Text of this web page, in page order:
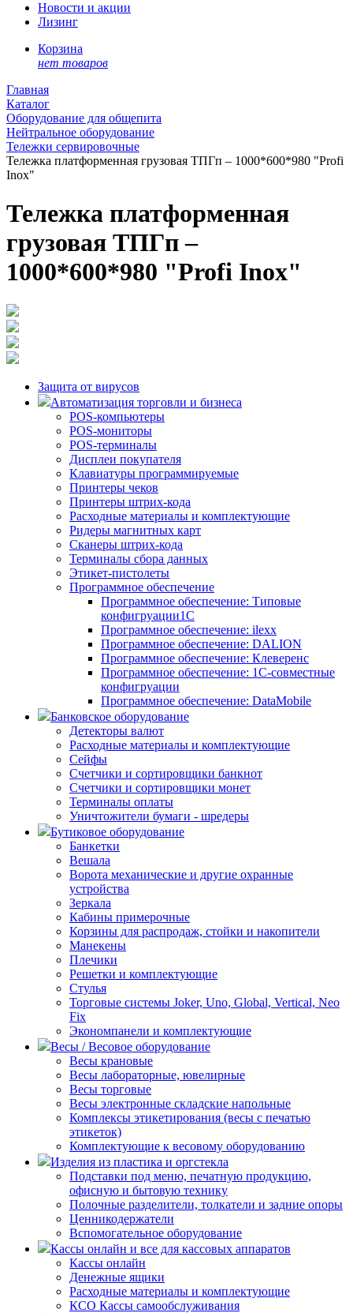
Новости и акции
Лизинг
Корзина
нет товаров
Главная
Каталог
Оборудование для общепита
Нейтральное оборудование
Тележки сервировочные
Тележка платформенная грузовая ТПГп – 1000*600*980 "Profi
Inox"
Тележка платформенная
грузовая ТПГп –
1000*600*980 "Profi Inox"
Защита от вирусов
Автоматизация торговли и бизнеса
POS-компьютеры
POS-мониторы
POS-терминалы
Дисплеи покупателя
Клавиатуры программируемые
Принтеры чеков
Принтеры штрих-кода
Расходные материалы и комплектующие
Ридеры магнитных карт
Сканеры штрих-кода
Терминалы сбора данных
Этикет-пистолеты
Программное обеспечение
Программное обеспечение: Типовые
конфигруации1С
Программное обеспечение: ilexx
Программное обеспечение: DALION
Программное обеспечение: Клеверенс
Программное обеспечение: 1С-совместные
конфигруации
Программное обеспечение: DataMobile
Банковское оборудование
Детекторы валют
Расходные материалы и комплектующие
Сейфы
Счетчики и сортировщики банкнот
Счетчики и сортировщики монет
Терминалы оплаты
Уничтожители бумаги - шредеры
Бутиковое оборудование
Банкетки
Вешала
Ворота механические и другие охранные
устройства
Зеркала
Кабины примерочные
Корзины для распродаж, стойки и накопители
Манекены
Плечики
Решетки и комплектующие
Стулья
Торговые системы Joker, Uno, Global, Vertical, Neo
Fix
Экономпанели и комплектующие
Весы / Весовое оборудование
Весы крановые
Весы лабораторные, ювелирные
Весы торговые
Весы электронные складские напольные
Комплексы этикетирования (весы с печатью
этикеток)
Комплектующие к весовому оборудованию
Изделия из пластика и оргстекла
Подставки под меню, печатную продукцию,
офисную и бытовую технику
Полочные разделители, толкатели и задние опоры
Ценникодержатели
Вспомогательное оборудование
Кассы онлайн и все для кассовых аппаратов
Кассы онлайн
Денежные ящики
Расходные материалы и комплектующие
КСО Кассы самообслуживания